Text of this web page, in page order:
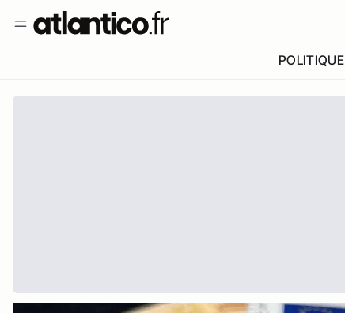
POLITIQUE